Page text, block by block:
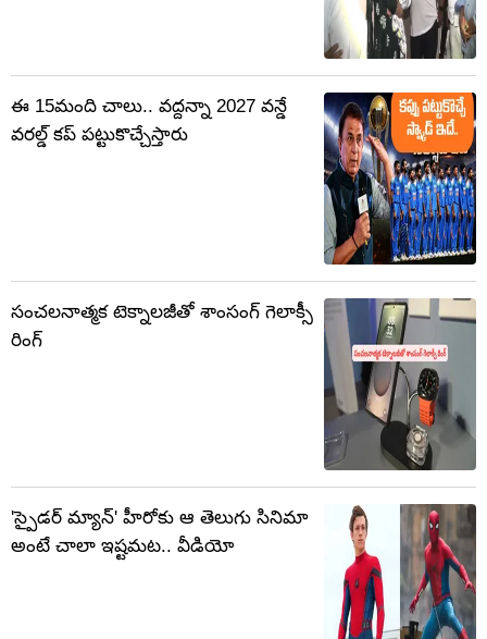
ఈ 15మంది చాలు.. వద్దన్నా 2027 వన్డే
వరల్డ్ కప్ పట్టుకొచ్చేస్తారు
సంచలనాత్మక టెక్నాలజీతో శాంసంగ్ గెలాక్సీ
రింగ్‌
'స్పైడర్ మ్యాన్' హీరోకు ఆ తెలుగు సినిమా
అంటే చాలా ఇష్టమట.. వీడియో